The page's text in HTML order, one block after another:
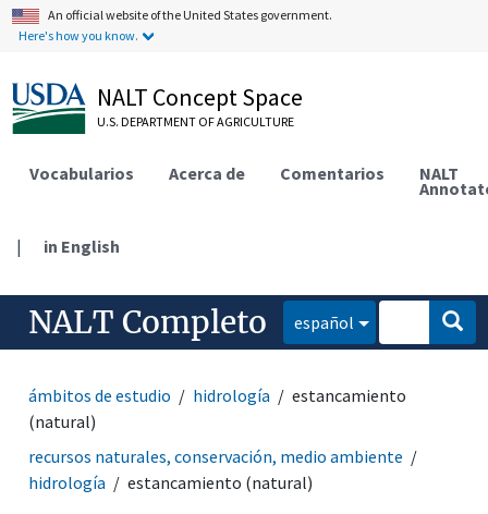
An official website of the United States government.
Here's how you know.
NALT Concept Space
U.S. DEPARTMENT OF AGRICULTURE
Vocabularios Acerca de Comentarios NALT
| in English
NALT Completo español
ámbitos de estudio hidrología
estancamiento
(natural)
recursos naturales, conservación, medio ambiente
hidrología
estancamiento (natural)